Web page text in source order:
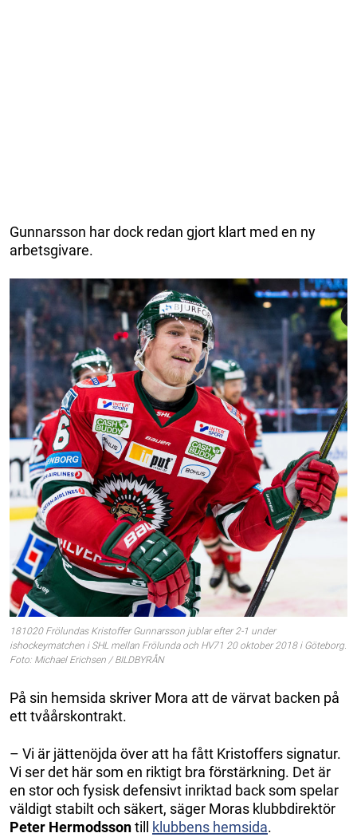
Gunnarsson har dock redan gjort klart med en ny
arbetsgivare.
181020 Frölundas Kristoffer Gunnarsson jublar efter 2-1 under
ishockeymatchen i SHL mellan Frölunda och HV71 20 oktober 2018 i Göteborg.
Foto: Michael Erichsen / BILDBYRÅN
På sin hemsida skriver Mora att de värvat backen på
ett tvåårskontrakt.
– Vi är jättenöjda över att ha fått Kristoffers signatur.
Vi ser det här som en riktigt bra förstärkning. Det är
en stor och fysisk defensivt inriktad back som spelar
väldigt stabilt och säkert, säger Moras klubbdirektör
Peter Hermodssontill klubbens hemsida.